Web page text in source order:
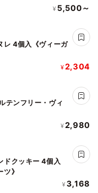
《ロースイーツ》
¥ 5,500～
レ 4個入《ヴィーガ
¥ 2,304
テンフリー・ヴィ
¥ 2,980
ドクッキー 4個入
ツ》
¥ 3,168